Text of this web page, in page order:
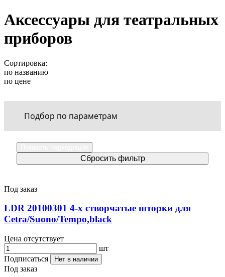
Аксессуары для театральных
приборов
Сортировка:
по названию
по цене
Подбор по параметрам
Под заказ
LDR 20100301 4-х створчатые шторки для
Cetra/Suono/Tempo,black
Цена отсутствует
шт
Подписаться
Нет в наличии
Под заказ